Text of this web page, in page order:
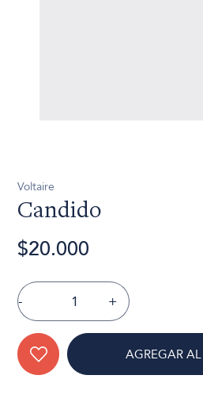
Voltaire
Candido
$20.000
- +
AGREGAR